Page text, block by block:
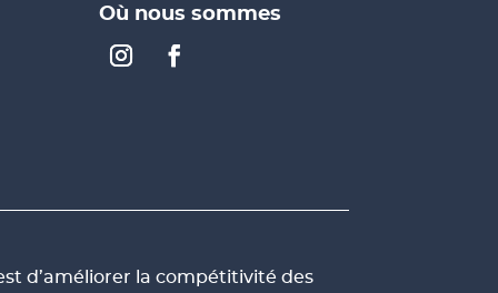
Où nous sommes
d’améliorer la compétitivité des